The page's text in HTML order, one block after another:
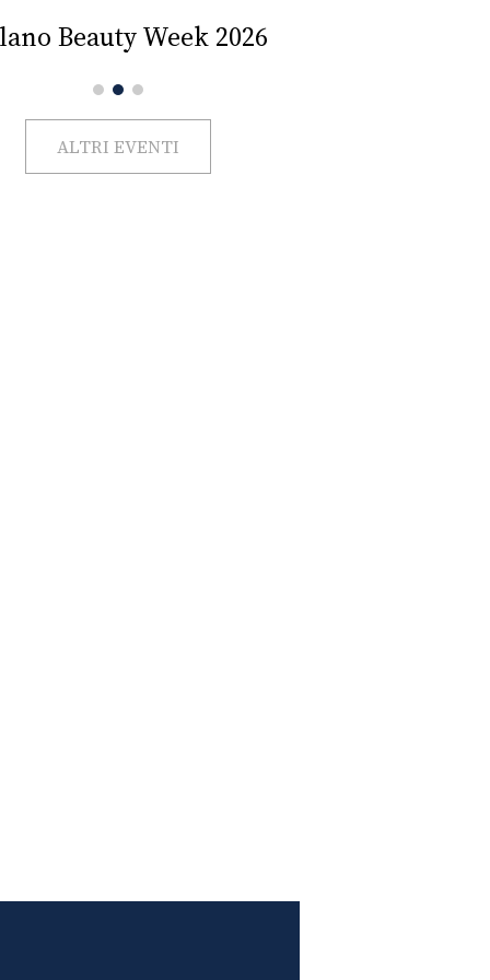
Beauty Week 2026
ALTRI EVENTI